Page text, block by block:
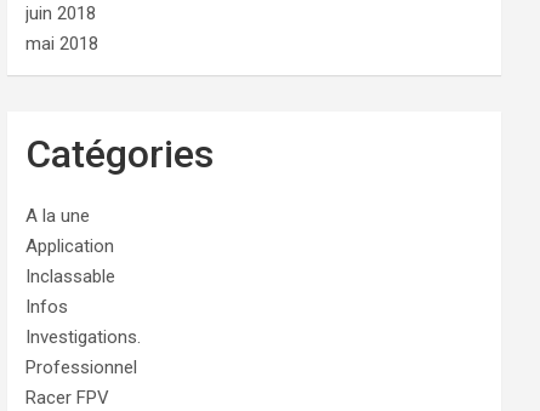
juin 2018
mai 2018
Catégories
A la une
Application
Inclassable
Infos
Investigations.
Professionnel
Racer FPV